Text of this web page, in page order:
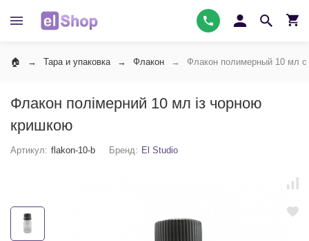
Тара и упаковка Флакон Флакон полимерный 10 мл с
Флакон полімерний 10 мл із чорною
кришкою
Артикул: flakon-10-b Бренд: El Studio